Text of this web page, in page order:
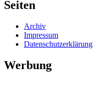
Seiten
Archiv
Impressum
Datenschutzerklärung
Werbung